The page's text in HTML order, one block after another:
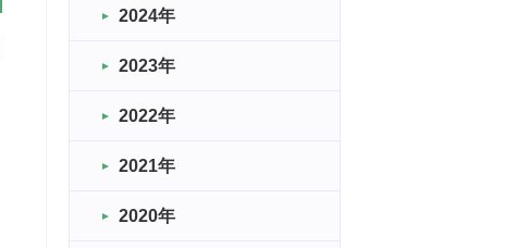
2024年
2023年
2022年
2021年
2020年